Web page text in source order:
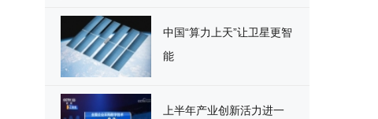
中国“算力上天”让卫星更智
能
上半年产业创新活力进一